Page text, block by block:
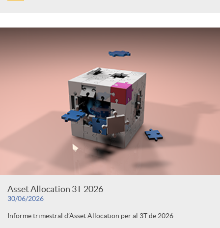
Asset Allocation 3T 2026
30/06/2026
Informe trimestral d’Asset Allocation per al 3T de 2026